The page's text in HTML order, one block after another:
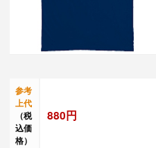
参考
上代
（税
込価
格）
880円